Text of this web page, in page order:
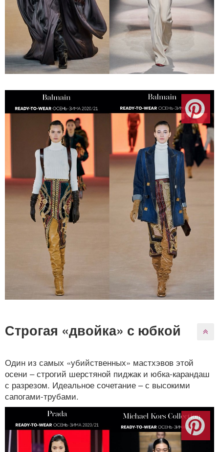
Строгая «двойка» с юбкой
Один из самых «убийственных» мастхэвов этой
осени – строгий шерстяной пиджак и юбка-карандаш
с разрезом. Идеальное сочетание – с высокими
сапогами-трубами.